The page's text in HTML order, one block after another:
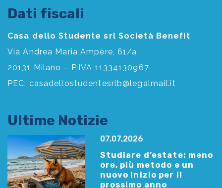
Dati fiscali
Casa dello Studente srl Società Benefit
Via Andrea Maria Ampère, 61/a
20131 Milano – P.IVA 11334130967
PEC: casadellostudentesrlb@legalmail.it
Ultime Notizie
07.07.2026
Studiare d’estate: meno
ore, più metodo e un
nuovo inizio per il
prossimo anno